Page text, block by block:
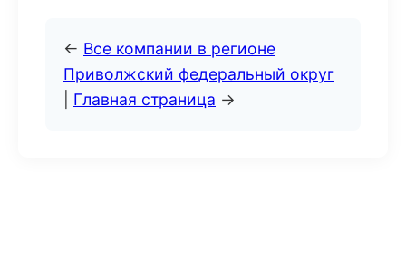
← Все компании в регионе
Приволжский федеральный округ
Главная страница →